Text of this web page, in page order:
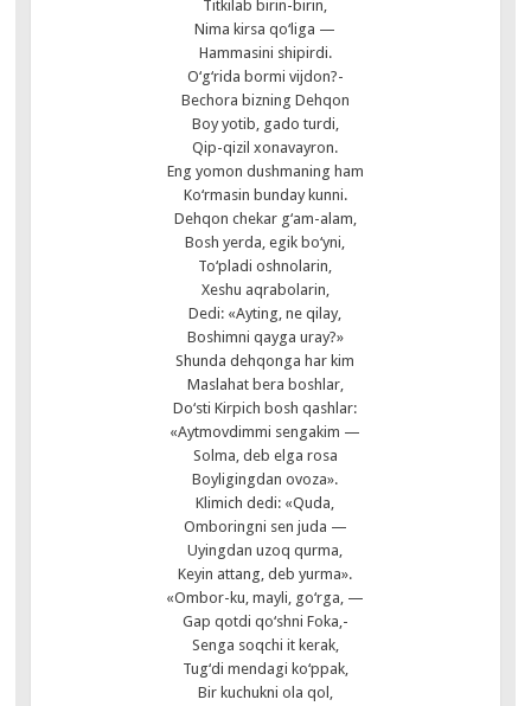
Titkilab birin-birin,
Nima kirsa qo‘liga —
Hammasini shipirdi.
O‘g‘rida bormi vijdon?-
Bechora bizning Dehqon
Boy yotib, gado turdi,
Qip-qizil xonavayron.
Eng yomon dushmaning ham
Ko‘rmasin bunday kunni.
Dehqon chekar g‘am-alam,
Bosh yerda, egik bo‘yni,
To‘pladi oshnolarin,
Xeshu aqrabolarin,
Dedi: «Ayting, ne qilay,
Boshimni qayga uray?»
Shunda dehqonga har kim
Maslahat bera boshlar,
Do‘sti Kirpich bosh qashlar:
«Aytmovdimmi sengakim —
Solma, deb elga rosa
Boyligingdan ovoza».
Klimich dedi: «Quda,
Omboringni sen juda —
Uyingdan uzoq qurma,
Keyin attang, deb yurma».
«Ombor-ku, mayli, go‘rga, —
Gap qotdi qo‘shni Foka,-
Senga soqchi it kerak,
Tug‘di mendagi ko‘ppak,
Bir kuchukni ola qol,